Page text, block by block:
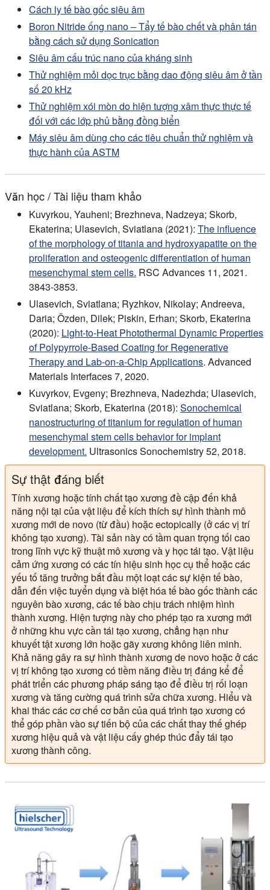
Cách ly tế bào gốc siêu âm
Boron Nitride ống nano – Tẩy tế bào chết và phân tán
bằng cách sử dụng Sonication
Siêu âm cấu trúc nano của kháng sinh
Thử nghiệm mỏi dọc trục bằng dao động siêu âm ở tần
số 20 kHz
Thử nghiệm xói mòn do hiện tượng xâm thực thực tế
đối với các lớp phủ bằng đồng biển
Máy siêu âm dùng cho các tiêu chuẩn thử nghiệm và
thực hành của ASTM
Văn học / Tài liệu tham khảo
Kuvyrkou, Yauheni; Brezhneva, Nadzeya; Skorb,
Ekaterina; Ulasevich, Sviatlana (2021): The influence
of the morphology of titania and hydroxyapatite on the
proliferation and osteogenic differentiation of human
mesenchymal stem cells. RSC Advances 11, 2021.
3843-3853.
Ulasevich, Sviatlana; Ryzhkov, Nikolay; Andreeva,
Daria; Özden, Dilek; Piskin, Erhan; Skorb, Ekaterina
(2020): Light-to-Heat Photothermal Dynamic Properties
of Polypyrrole-Based Coating for Regenerative
Therapy and Lab-on-a-Chip Applications. Advanced
Materials Interfaces 7, 2020.
Kuvyrkov, Evgeny; Brezhneva, Nadezhda; Ulasevich,
Sviatlana; Skorb, Ekaterina (2018): Sonochemical
nanostructuring of titanium for regulation of human
mesenchymal stem cells behavior for implant
development. Ultrasonics Sonochemistry 52, 2018.
Sự thật đáng biết
Tính xương hoặc tính chất tạo xương đề cập đến khả
năng nội tại của vật liệu để kích thích sự hình thành mô
xương mới de novo (từ đầu) hoặc ectopically (ở các vị trí
không tạo xương). Tài sản này có tầm quan trọng tối cao
trong lĩnh vực kỹ thuật mô xương và y học tái tạo. Vật liệu
cảm ứng xương có các tín hiệu sinh học cụ thể hoặc các
yếu tố tăng trưởng bắt đầu một loạt các sự kiện tế bào,
dẫn đến việc tuyển dụng và biệt hóa tế bào gốc thành các
nguyên bào xương, các tế bào chịu trách nhiệm hình
thành xương. Hiện tượng này cho phép tạo ra xương mới
ở những khu vực cần tái tạo xương, chẳng hạn như
khuyết tật xương lớn hoặc gãy xương không liên minh.
Khả năng gây ra sự hình thành xương de novo hoặc ở các
vị trí không tạo xương có tiềm năng điều trị đáng kể để
phát triển các phương pháp sáng tạo để điều trị rối loạn
xương và tăng cường quá trình sửa chữa xương. Hiểu và
khai thác các cơ chế cơ bản của quá trình tạo xương có
thể góp phần vào sự tiến bộ của các chất thay thế ghép
xương hiệu quả và vật liệu cấy ghép thúc đẩy tái tạo
xương thành công.